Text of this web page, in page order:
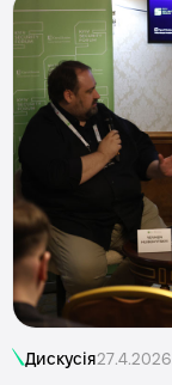
Дискусія27.4.2026